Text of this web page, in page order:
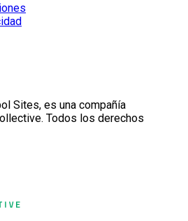
Sites, es una compañía
Todos los derechos